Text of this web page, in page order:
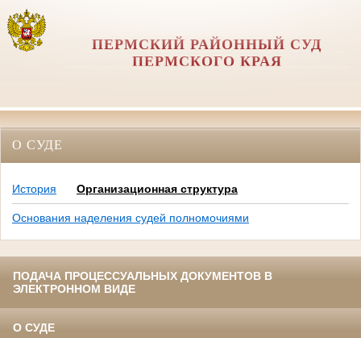
ПЕРМСКИЙ РАЙОННЫЙ СУД
ПЕРМСКОГО КРАЯ
О СУДЕ
История Организационная структура
Основания наделения судей полномочиями
ПОДАЧА ПРОЦЕССУАЛЬНЫХ ДОКУМЕНТОВ В
ЭЛЕКТРОННОМ ВИДЕ
О СУДЕ